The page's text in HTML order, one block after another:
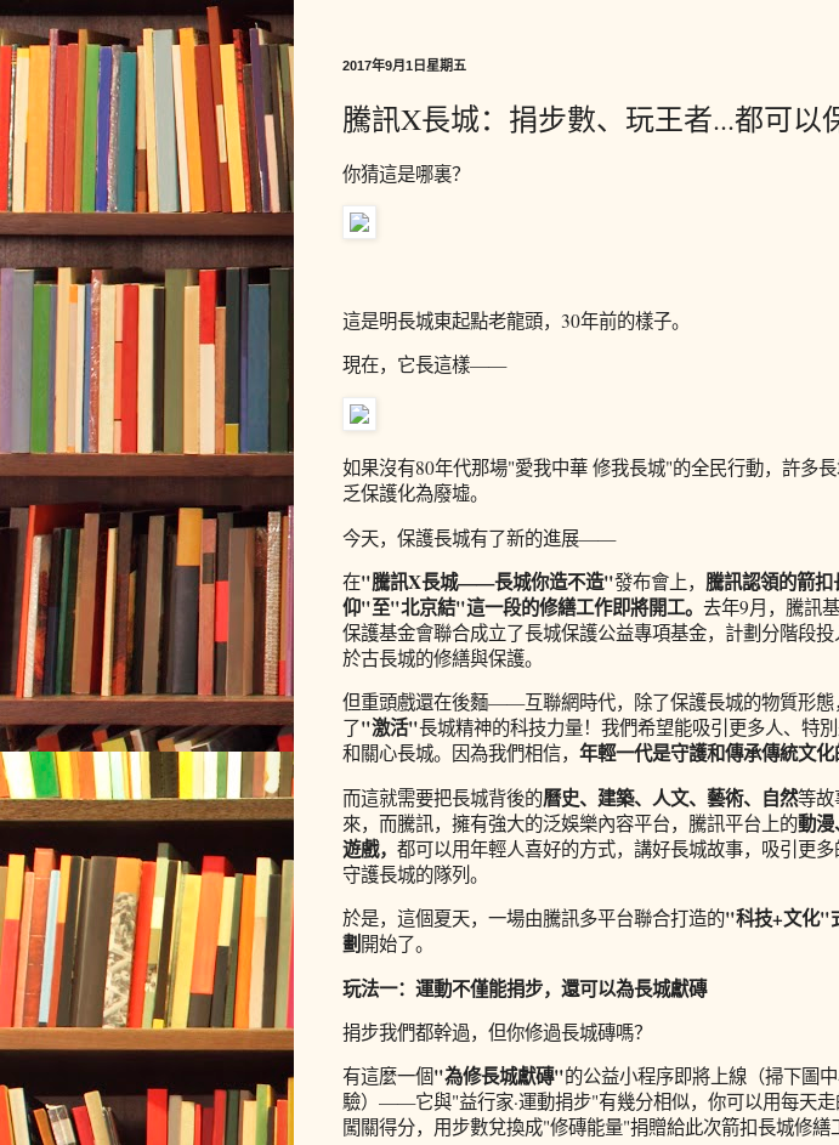
2017年9月1日星期五
騰訊X長城：捐步數、玩王者...都可以
你猜這是哪裏？
這是明長城東起點老龍頭，30年前的樣子。
現在，它長這樣——
如果沒有80年代那場"愛我中華 修我長城"的全民行動，許多
乏保護化為廢墟。
今天，保護長城有了新的進展——
在"騰訊X長城——長城你造不造"發布會上， 騰訊認領的箭
仰"至"北京結"這一段的修繕工作即將開工。 去年9月，騰訊
保護基金會聯合成立了長城保護公益專項基金，計劃分階段投
於古長城的修繕與保護。
但重頭戲還在後麵——互聯網時代，除了保護長城的物質形態
了"激活"長城精神的科技力量！我們希望能吸引更多人、特
和關心長城。因為我們相信， 年輕一代是守護和傳承傳統文
而這就需要把長城背後的曆史、建築、人文、藝術、自然等故
來，而騰訊，擁有強大的泛娛樂內容平台，騰訊平台上的動漫
遊戲， 都可以用年輕人喜好的方式，講好長城故事，吸引更
守護長城的隊列。
於是，這個夏天，一場由騰訊多平台聯合打造的"科技+文化"
劃 開始了。
玩法一：運動不僅能捐步，還可以為長城獻磚
捐步我們都幹過，但你修過長城磚嗎？
有這麼一個"為修長城獻磚"的公益小程序即將上線 （掃下圖
驗） ——它與"益行家·運動捐步"有幾分相似，你可以用每天
闖關得分，用步數兌換成"修磚能量"捐贈給此次箭扣長城修繕